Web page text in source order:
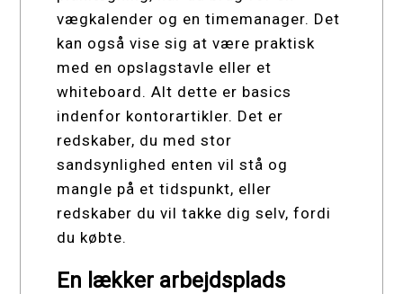
vægkalender og en timemanager. Det
kan også vise sig at være praktisk
med en opslagstavle eller et
whiteboard. Alt dette er basics
indenfor kontorartikler. Det er
redskaber, du med stor
sandsynlighed enten vil stå og
mangle på et tidspunkt, eller
redskaber du vil takke dig selv, fordi
du købte.
En lækker arbejdsplads